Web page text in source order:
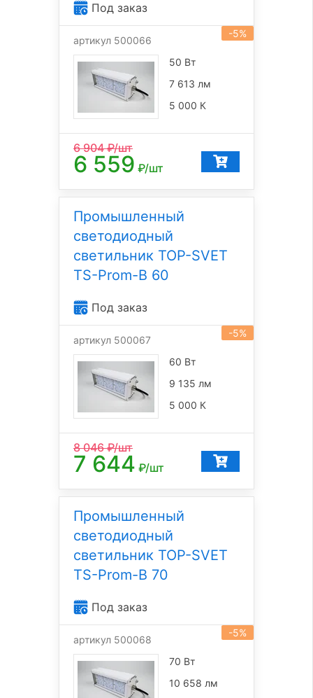
Под заказ
-5%
артикул 500066
50 Вт
7 613 лм
5 000 К
6 904₽/шт
6 559 ₽/шт
Промышленный
светодиодный
светильник TOP-SVET
TS-Prom-B 60
Под заказ
-5%
артикул 500067
60 Вт
9 135 лм
5 000 К
8 046₽/шт
7 644 ₽/шт
Промышленный
светодиодный
светильник TOP-SVET
TS-Prom-B 70
Под заказ
-5%
артикул 500068
70 Вт
10 658 лм